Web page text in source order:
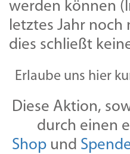
werden können
letztes Jahr noch
dies schließt
Erlaube uns hier
Diese Aktion,
durch einen
Shop und